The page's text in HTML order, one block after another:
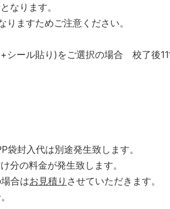
なります。
ますためご注意ください。
シール貼り)をご選択の場合 校了後
袋封入代は別途発生致します。
分の料金が発生致します。
合はお見積り させていただきます。